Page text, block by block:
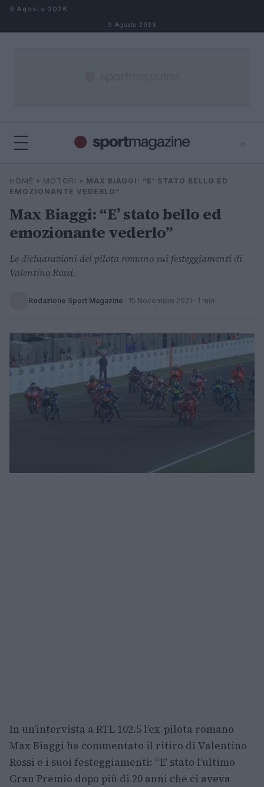
Salta al contenuto
9 Agosto 2026
9 Agosto 2026
⌕
Cerca
HOME » MOTORI » MAX BIAGGI: “E’ STATO BELLO ED
EMOZIONANTE VEDERLO”
Max Biaggi: “E’ stato bello ed
emozionante vederlo”
Le dichiarazioni del pilota romano sui festeggiamenti di
Valentino Rossi.
Redazione Sport Magazine · 15 Novembre 2021 · 1 min
In un’intervista a RTL 102.5 l’ex-pilota romano
Max Biaggi ha commentato il ritiro di Valentino
Rossi e i suoi festeggiamenti: “E’ stato l’ultimo
Gran Premio dopo più di 20 anni che ci aveva